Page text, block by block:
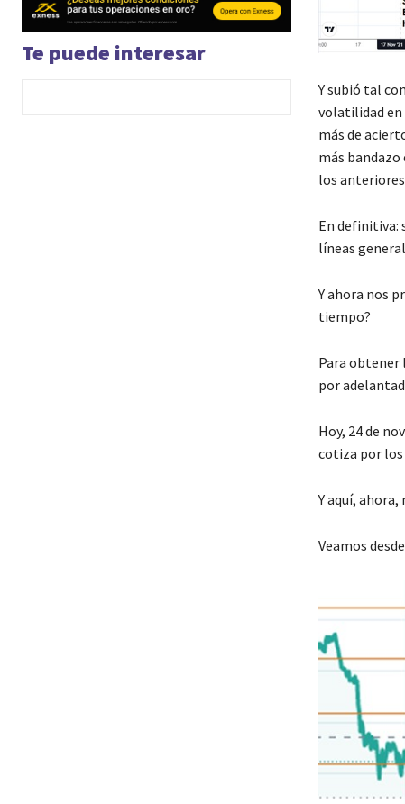
Te puede interesar
Y subió tal
volatilidad en
más de
más
los anteriores
En definitiva:
líneas
Y ahora nos
tiempo?
Para obtener
por
Hoy, 24 de
cotiza por los
Y aquí,
Veamos